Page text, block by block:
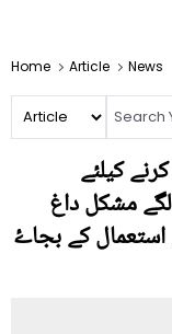
Home Article News
کیلئے
مشکل داغ
کے بجاۓ